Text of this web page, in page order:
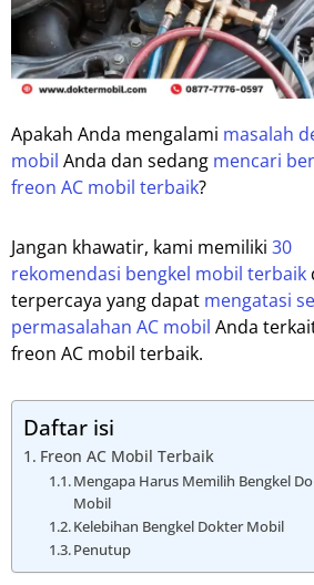
Apakah Anda mengalami masalah
mobil Anda dan sedang mencari
freon AC mobil terbaik?
Jangan khawatir, kami memiliki 30
rekomendasi bengkel mobil terbaik
terpercaya yang dapat mengatasi
permasalahan AC mobil Anda
freon AC mobil terbaik.
Daftar isi
Freon AC Mobil Terbaik
Mengapa Harus Memilih Bengkel
Mobil
Kelebihan Bengkel Dokter Mobil
Penutup